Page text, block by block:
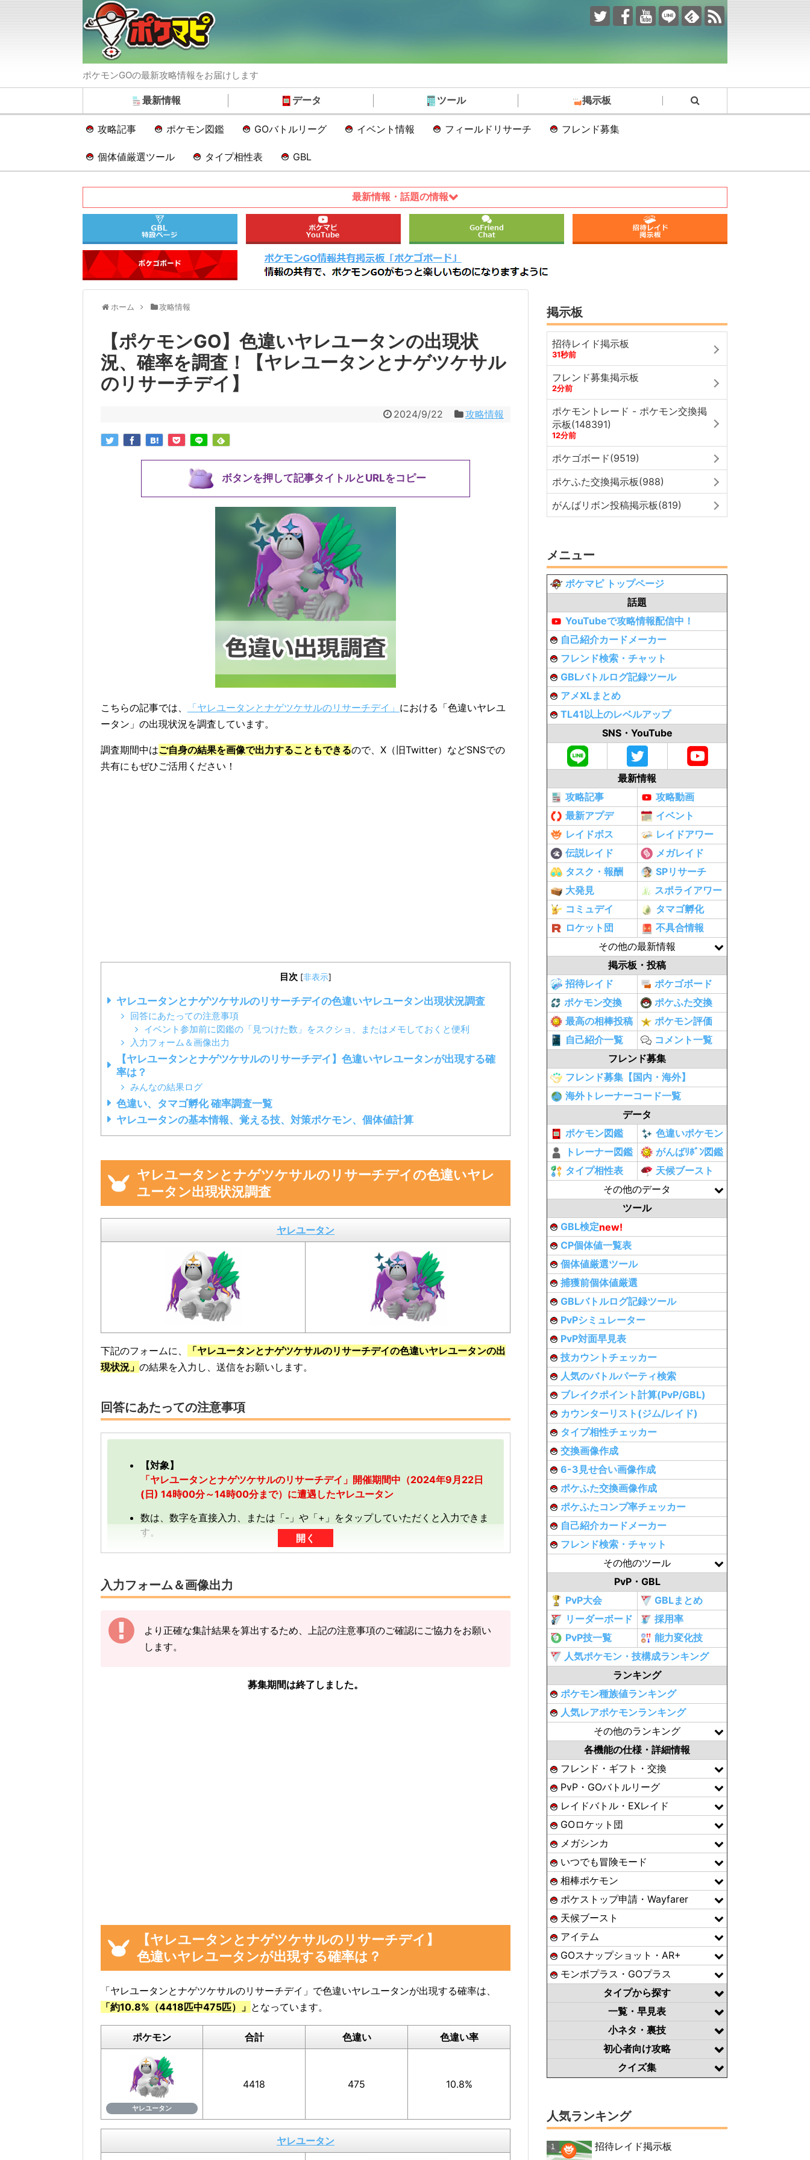
ポケモンGOの最新攻略情報をお届けします
最新情報 データ ツール 掲示板
攻略記事 ポケモン図鑑 GOバトルリーグ イベント情報 フィールドリサーチ フレンド募集
個体値厳選ツール タイプ相性表 GBL
最新情報・話題の情報
ホーム 攻略情報
【ポケモンGO】色違いヤレユータンの出現状
況、確率を調査！【ヤレユータンとナゲツケサル
のリサーチデイ】
2024/9/22 攻略情報
ボタンを押して記事タイトルとURLをコピー
こちらの記事では、 「ヤレユータンとナゲツケサルのリサーチデイ」 における「色違いヤレユ
ータン」の出現状況を調査しています。
調査期間中はご自身の結果を画像で出力することもできるので、X（旧Twitter）などSNSでの
共有にもぜひご活用ください！
目次 [非表示]
ヤレユータンとナゲツケサルのリサーチデイの色違いヤレユータン出現状況調査
回答にあたっての注意事項
イベント参加前に図鑑の「見つけた数」をスクショ、またはメモしておくと便利
入力フォーム＆画像出力
【ヤレユータンとナゲツケサルのリサーチデイ】色違いヤレユータンが出現する確
率は？
みんなの結果ログ
色違い、タマゴ孵化 確率調査一覧
ヤレユータンの基本情報、覚える技、対策ポケモン、個体値計算
ヤレユータンとナゲツケサルのリサーチデイの色違いヤレ
ユータン出現状況調査
ヤレユータン
下記のフォームに、
「ヤレユータンとナゲツケサルのリサーチデイの色違いヤレユータンの出
現状況」 の結果を入力し、送信をお願いします。
回答にあたっての注意事項
【対象】
「ヤレユータンとナゲツケサルのリサーチデイ」開催期間中（2024年9月22日
(日) 14時00分～14時00分まで）に遭遇したヤレユータン
数は、数字を直接入力、または「-」や「+」をタップしていただくと入力できま
す。
数字は、前回の入力内容に追加分を加算する形（累計数）で入力をお願いしま
【例】
その後の結果が2匹→前回入力した「3」に「+2」して「5」で送信
下記の情報を入力し、
「イベント開始前のヤレユータンを見つけた数」
イベント参加前に図鑑の「見つけた数」をスクショ、またはメモしておくと便
利
ヤレユータンの「見つけた数」は、ヤレユータンの図鑑ページで確認
イベント参加前に図鑑の「見つけた数」の部分のスクショを撮っておいたり、メモしておく
と便利です。
ぜひご協力をお願いいたします。
開く
入力フォーム＆画像出力
より正確な集計結果を算出するため、上記の注意事項のご確認にご協力をお願い
します。
募集期間は終了しました。
【ヤレユータンとナゲツケサルのリサーチデイ】
色違いヤレユータンが出現する確率は？
「ヤレユータンとナゲツケサルのリサーチデイ」で色違いヤレユータンが出現する確率は、
「約10.8%（4418匹中475匹）」 となっています。
ポケモン 合計 色違い 色違い率
ヤレユータン
4418 475 10.8%
ヤレユータン
掲示板
招待レイド掲示板
31秒前
フレンド募集掲示板
2分前
ポケモントレード - ポケモン交換掲
示板(148391)
12分前
ポケゴボード(9519)
ポケふた交換掲示板(988)
がんばリボン投稿掲示板(819)
メニュー
ポケマピ トップページ
話題
YouTubeで攻略情報配信中！
自己紹介カードメーカー
フレンド検索・チャット
GBLバトルログ記録ツール
アメXLまとめ
TL41以上のレベルアップ
SNS・YouTube
最新情報
攻略記事
攻略動画
最新アプデ
イベント
レイドボス
レイドアワー
伝説レイド
メガレイド
タスク・報酬
SPリサーチ
大発見
スポライアワー
コミュデイ
タマゴ孵化
ロケット団
不具合情報
その他の最新情報
掲示板・投稿
招待レイド
ポケゴボード
ポケモン交換
ポケふた交換
最高の相棒投稿
ポケモン評価
自己紹介一覧
コメント一覧
フレンド募集
フレンド募集【国内・海外】
海外トレーナーコード一覧
データ
ポケモン図鑑
色違いポケモン
トレーナー図鑑
がんばﾘﾎﾞﾝ図鑑
タイプ相性表
天候ブースト
その他のデータ
ツール
GBL検定new!
CP個体値一覧表
個体値厳選ツール
捕獲前個体値厳選
GBLバトルログ記録ツール
PvPシミュレーター
PvP対面早見表
技カウントチェッカー
人気のバトルパーティ検索
ブレイクポイント計算(PvP/GBL)
カウンターリスト(ジム/レイド)
タイプ相性チェッカー
交換画像作成
6-3見せ合い画像作成
ポケふた交換画像作成
ポケふたコンプ率チェッカー
自己紹介カードメーカー
フレンド検索・チャット
その他のツール
PvP・GBL
PvP大会
GBLまとめ
リーダーボード
採用率
PvP技一覧
能力変化技
人気ポケモン・技構成ランキング
ランキング
ポケモン種族値ランキング
人気レアポケモンランキング
その他のランキング
各機能の仕様・詳細情報
フレンド・ギフト・交換
PvP・GOバトルリーグ
レイドバトル・EXレイド
GOロケット団
メガシンカ
いつでも冒険モード
相棒ポケモン
ポケストップ申請・Wayfarer
天候ブースト
アイテム
GOスナップショット・AR+
モンボプラス・GOプラス
タイプから探す
一覧・早見表
小ネタ・裏技
初心者向け攻略
クイズ集
人気ランキング
招待レイド掲示板